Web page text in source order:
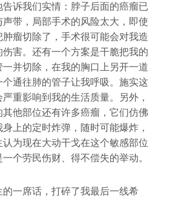
告诉我们实情：脖子后面的癌瘤已
带，局部手术的风险太大，即使
瘤切除了，手术很可能会对我造
伤害。还有一个方案是干脆把我的
一并切除，在我的胸口上另开一道
个通往肺的管子让我呼吸。施实这
重影响到我的生活质量。另外，
他部位还有许多癌瘤，它们仿佛
上的定时炸弹，随时可能爆炸，
为现在大动干戈在这个敏感部位
个劳民伤财、得不偿失的举动。
的一席话，打碎了我最后一线希